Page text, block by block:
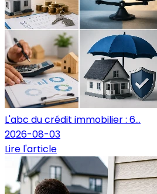
L'abc du crédit immobilier : 6...
2026-08-03
Lire l'article